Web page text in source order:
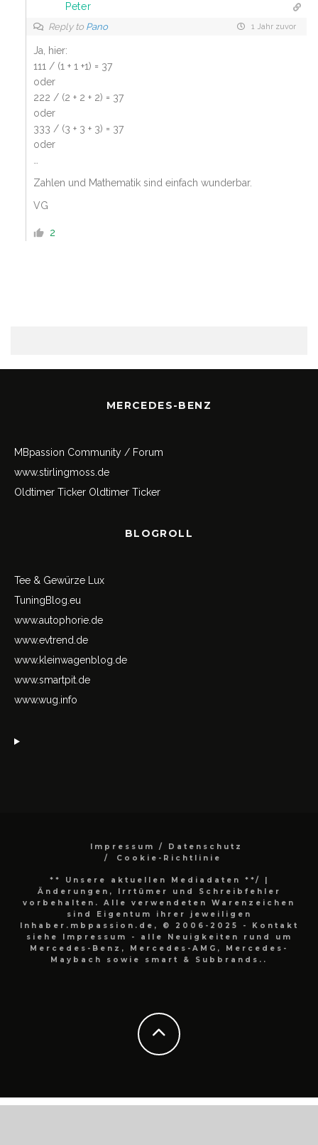
Peter
Reply to Pano 1 Jahr zuvor
Ja, hier:
111 / (1 + 1 +1) = 37
oder
222 / (2 + 2 + 2) = 37
oder
333 / (3 + 3 + 3) = 37
oder
…
Zahlen und Mathematik sind einfach wunderbar.
VG
2
MERCEDES-BENZ
MBpassion Community / Forum
www.stirlingmoss.de
Oldtimer Ticker Oldtimer Ticker
BLOGROLL
Tee & Gewürze Lux
TuningBlog.eu
www.autophorie.de
www.evtrend.de
www.kleinwagenblog.de
www.smartpit.de
www.wug.info
Impressum / Datenschutz
Cookie-Richtlinie
** Unsere aktuellen Mediadaten **/
Änderungen, Irrtümer und Schreibfehler
vorbehalten. Alle verwendeten Warenzeichen
sind Eigentum ihrer jeweiligen
Inhaber.mbpassion.de, © 2006-2025 - Kontakt
siehe Impressum - alle Neuigkeiten rund um
Mercedes-Benz, Mercedes-AMG, Mercedes-
Maybach sowie smart & Subbrands..